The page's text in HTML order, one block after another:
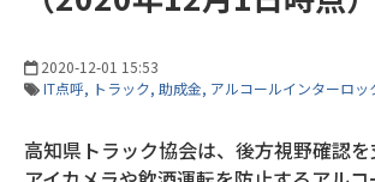
2020-12-01 15:53
IT点呼 トラック 助成金 アルコールインターロッ
高知県トラック協会は、後方視野確認